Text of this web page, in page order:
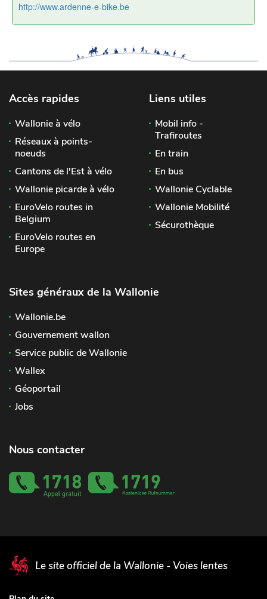
http://www.ardenne-e-bike.be
Accès rapides
Wallonie à vélo
Réseaux à points-
noeuds
Cantons de l'Est à vélo
Wallonie picarde à vélo
EuroVelo routes in
Belgium
EuroVelo routes en
Europe
Liens utiles
Mobil info -
Trafiroutes
En train
En bus
Wallonie Cyclable
Wallonie Mobilité
Sécurothèque
Sites généraux de la Wallonie
Wallonie.be
Gouvernement wallon
Service public de Wallonie
Wallex
Géoportail
Jobs
Nous contacter
Le site officiel de la Wallonie - Voies lentes